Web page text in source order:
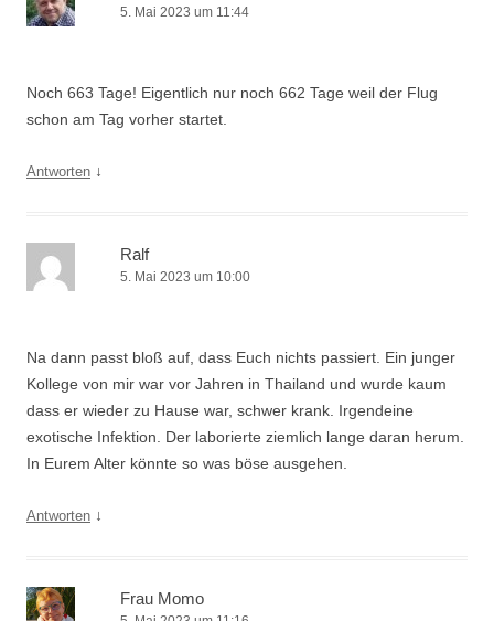
5. Mai 2023 um 11:44
Noch 663 Tage! Eigentlich nur noch 662 Tage weil der Flug
schon am Tag vorher startet.
Antworten ↓
Ralf
5. Mai 2023 um 10:00
Na dann passt bloß auf, dass Euch nichts passiert. Ein junger
Kollege von mir war vor Jahren in Thailand und wurde kaum
dass er wieder zu Hause war, schwer krank. Irgendeine
exotische Infektion. Der laborierte ziemlich lange daran herum.
In Eurem Alter könnte so was böse ausgehen.
Antworten ↓
Frau Momo